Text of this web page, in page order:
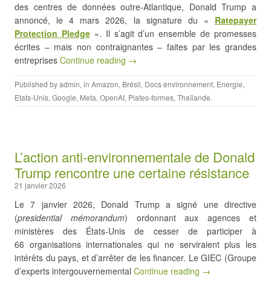
des centres de données outre-Atlantique, Donald Trump a
annoncé, le 4 mars 2026, la signature du « Ratepayer
Protection Pledge». Il s’agit d’un ensemble de promesses
écrites – mais non contraignantes – faites par les grandes
entreprises Continue reading →
Published byadmin, in Amazon, Brésil, Docs environnement, Energie,
Etats-Unis, Google, Meta, OpenAI, Plates-formes, Thaïlande.
L’action anti-environnementale de Donald
Trump rencontre une certaine résistance
21 janvier 2026
Le 7 janvier 2026, Donald Trump a signé une directive
(presidential mémorandum) ordonnant aux agences et
ministères des États-Unis de cesser de participer à
66 organisations internationales qui ne serviraient plus les
intérêts du pays, et d’arrêter de les financer. Le GIEC (Groupe
d’experts intergouvernemental Continue reading →